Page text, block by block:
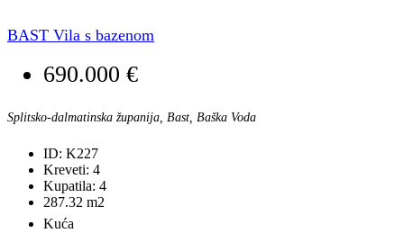
BAST Vila s bazenom
690.000 €
Splitsko-dalmatinska županija, Bast, Baška Voda
ID: K227
Kreveti: 4
Kupatila: 4
287.32 m2
Kuća